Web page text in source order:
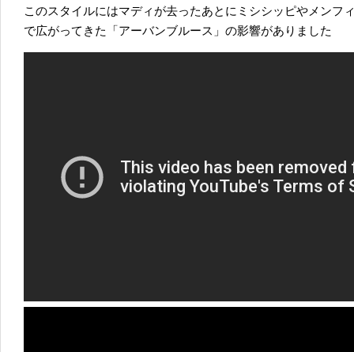
このスタイルにはマディが去ったあとにミシシッピやメンフ
で広がってきた「アーバンブルース」の影響がありました